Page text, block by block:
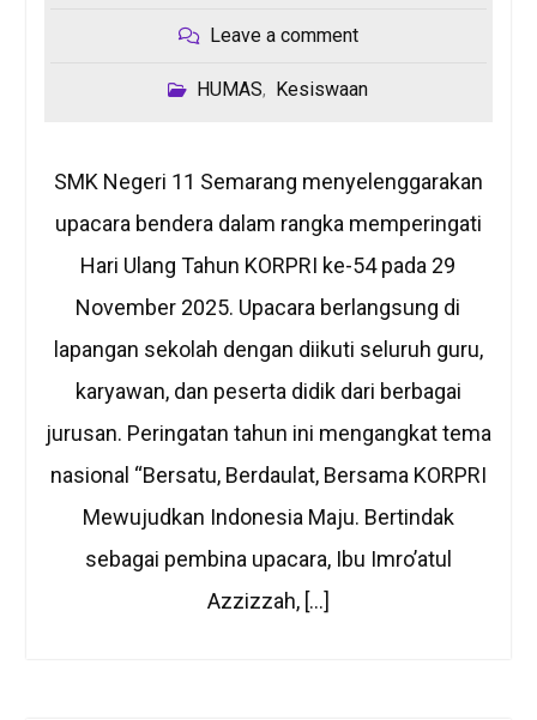
Leave a comment
HUMAS, Kesiswaan
SMK Negeri 11 Semarang menyelenggarakan
upacara bendera dalam rangka memperingati
Hari Ulang Tahun KORPRI ke-54 pada 29
November 2025. Upacara berlangsung di
lapangan sekolah dengan diikuti seluruh guru,
karyawan, dan peserta didik dari berbagai
jurusan. Peringatan tahun ini mengangkat tema
nasional “Bersatu, Berdaulat, Bersama KORPRI
Mewujudkan Indonesia Maju. Bertindak
sebagai pembina upacara, Ibu Imro’atul
Azzizzah, […]